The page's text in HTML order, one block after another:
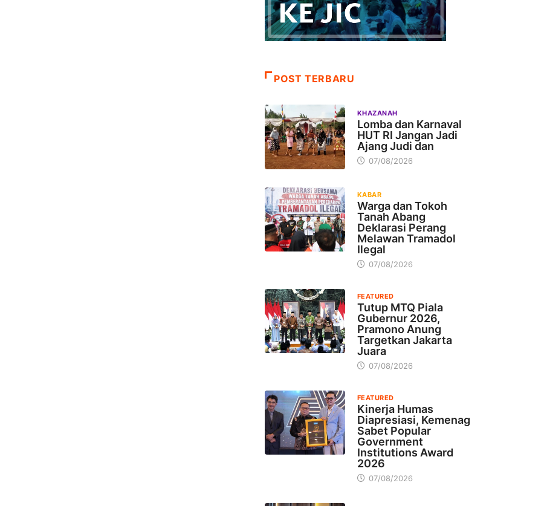
POST TERBARU
KHAZANAH
Lomba dan Karnaval
HUT RI Jangan Jadi
Ajang Judi dan
07/08/2026
KABAR
Warga dan Tokoh
Tanah Abang
Deklarasi Perang
Melawan Tramadol
Ilegal
07/08/2026
FEATURED
Tutup MTQ Piala
Gubernur 2026,
Pramono Anung
Targetkan Jakarta
Juara
07/08/2026
FEATURED
Kinerja Humas
Diapresiasi, Kemenag
Sabet Popular
Government
Institutions Award
2026
07/08/2026